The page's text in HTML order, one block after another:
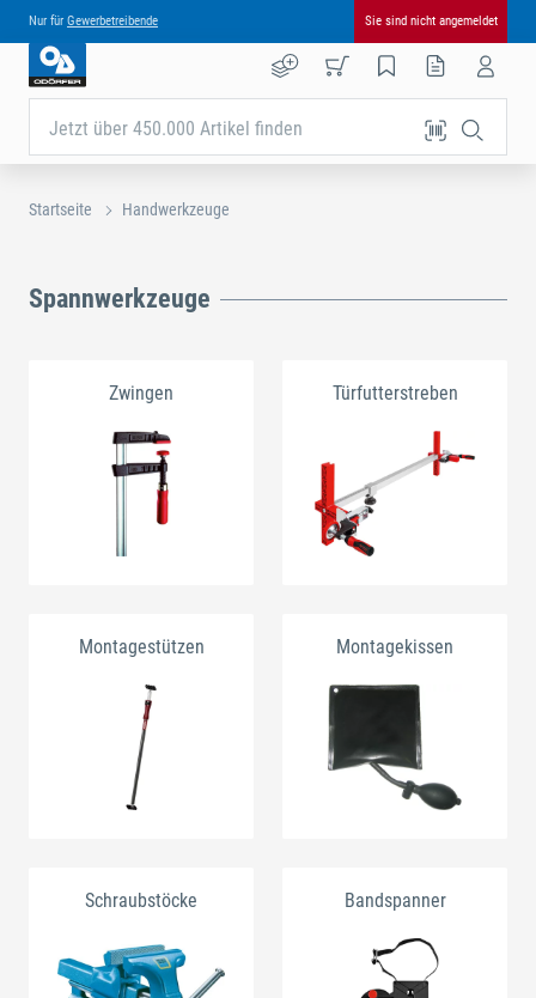
Nur für Gewerbetreibende Sie sind nicht angemeldet
Jetzt über 450.000 Artikel finden
Startseite Handwerkzeuge
Spannwerkzeuge
Zwingen Türfutterstreben
Montagestützen Montagekissen
Schraubstöcke Bandspanner